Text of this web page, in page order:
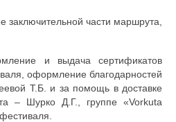
заключительной части маршрута,
и выдача сертификатов
оформление благодарностей
Т.Б. и за помощь в доставке
– Шурко Д.Г., группе «Vorkuta